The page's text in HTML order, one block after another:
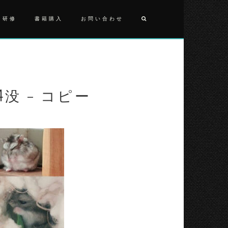
修 書籍購入 お問い合わせ
– コピー
投
稿
ナ
ビ
ゲ
ー
シ
ョ
ン
ウ
ー
タ
ン
324
没
–
コ
ピ
ー